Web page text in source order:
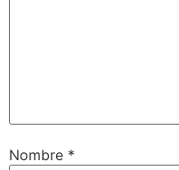
Nombre *